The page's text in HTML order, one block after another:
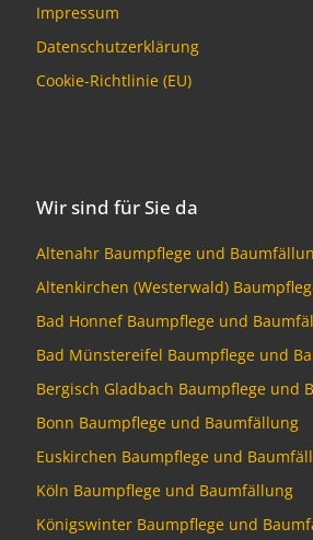
Impressum
Datenschutzerklärung
Cookie-Richtlinie (EU)
Wir sind für Sie da
Altenahr Baumpflege und
Altenkirchen (Westerwald)
Bad Honnef Baumpflege und
Bad Münstereifel Baumpflege und
Bergisch Gladbach Baumpflege und
Bonn Baumpflege und Baumfällung
Euskirchen Baumpflege und
Köln Baumpflege und Baumfällung
Königswinter Baumpflege und